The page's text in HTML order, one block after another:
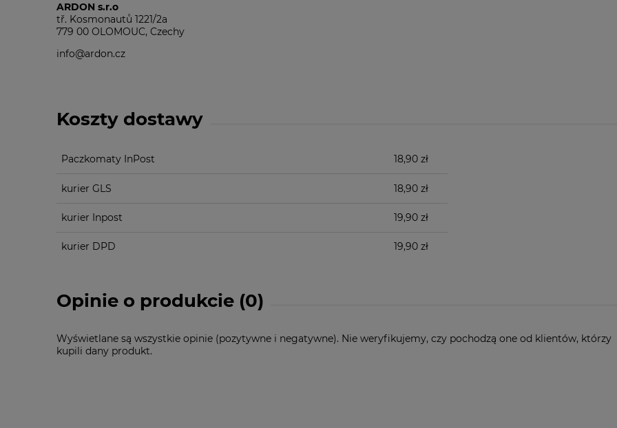
ARDON s.r.o
tř. Kosmonautů 1221/2a
779 00 OLOMOUC, Czechy
info@ardon.cz
Koszty dostawy
Paczkomaty InPost 18,90 zł
kurier GLS 18,90 zł
kurier Inpost 19,90 zł
kurier DPD 19,90 zł
Opinie o produkcie (0)
Wyświetlane są wszystkie opinie (pozytywne i negatywne). Nie weryfikujemy, czy pochodzą one od klientów, którzy
kupili dany produkt.